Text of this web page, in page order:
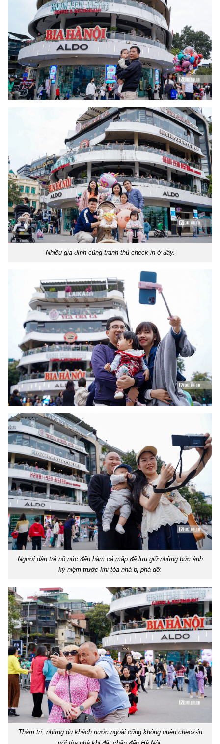
Nhiều gia đình cũng tranh thủ check-in ở đây.
Người dân trẻ nô nức đến hàm cá mập để lưu giữ những bức ảnh
kỷ niệm trước khi tòa nhà bị phá dỡ.
Thậm trí, những du khách nước ngoài cũng không quên check-in